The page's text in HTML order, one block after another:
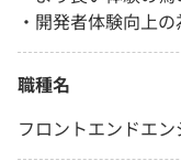
・開発者体験向上
職種名
フロントエンドエン